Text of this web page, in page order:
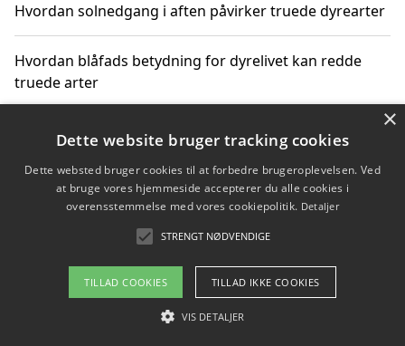
Hvordan solnedgang i aften påvirker truede dyrearter
Hvordan blåfads betydning for dyrelivet kan redde
truede arter
Hvordan kan gaver til unge voksne støtte bevarelsen
Copyright 2026 - Pilanto Aps
Om / kontakt
Blog Betingelser
×
Dette website bruger tracking cookies
Dette websted bruger cookies til at forbedre brugeroplevelsen. Ved
at bruge vores hjemmeside accepterer du alle cookies i
overensstemmelse med vores cookiepolitik. Detaljer
STRENGT NØDVENDIGE
TILLAD COOKIES TILLAD IKKE COOKIES
VIS DETALJER